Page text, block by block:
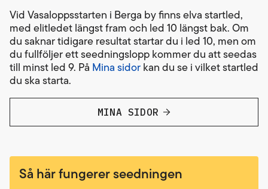
Vid Vasaloppsstarten i Berga by finns elva startled,
med elitledet längst fram och led 10 längst bak. Om
du saknar tidigare resultat startar du i led 10, men om
du fullföljer ett seedningslopp kommer du att seedas
till minst led 9. På Mina sidorkan du se i vilket startled
du ska starta.
MINA SIDOR
Så här fungerer seedningen